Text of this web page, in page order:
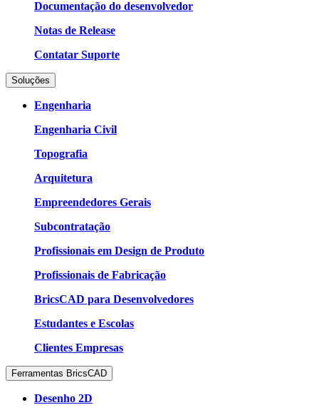
Documentação do desenvolvedor
Notas de Release
Contatar Suporte
Soluções
Engenharia
Engenharia Civil
Topografia
Arquitetura
Empreendedores Gerais
Subcontratação
Profissionais em Design de Produto
Profissionais de Fabricação
BricsCAD para Desenvolvedores
Estudantes e Escolas
Clientes Empresas
Ferramentas BricsCAD
Desenho 2D